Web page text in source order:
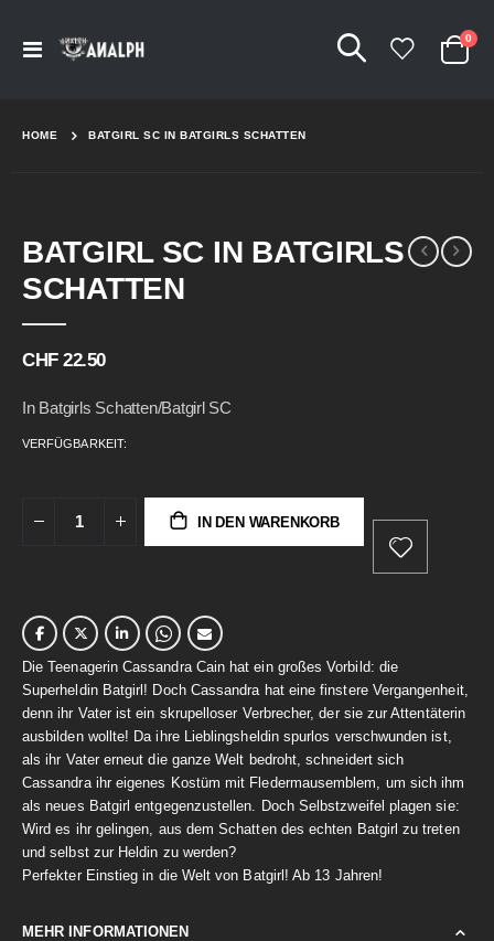
Navigation
Cart
0
HOME BATGIRL SC IN BATGIRLS SCHATTEN
BATGIRL SC IN BATGIRLS
SCHATTEN
CHF 22.50
In Batgirls Schatten/Batgirl SC
VERFÜGBARKEIT:
IN DEN WARENKORB
Die Teenagerin Cassandra Cain hat ein großes Vorbild: die
Superheldin Batgirl! Doch Cassandra hat eine finstere Vergangenheit,
denn ihr Vater ist ein skrupelloser Verbrecher, der sie zur Attentäterin
ausbilden wollte! Da ihre Lieblingsheldin spurlos verschwunden ist,
als ihr Vater erneut die ganze Welt bedroht, schneidert sich
Cassandra ihr eigenes Kostüm mit Fledermausemblem, um sich ihm
als neues Batgirl entgegenzustellen. Doch Selbstzweifel plagen sie:
Wird es ihr gelingen, aus dem Schatten des echten Batgirl zu treten
und selbst zur Heldin zu werden?
Perfekter Einstieg in die Welt von Batgirl! Ab 13 Jahren!
MEHR INFORMATIONEN
to
the
end
images
to
the
beginning
images